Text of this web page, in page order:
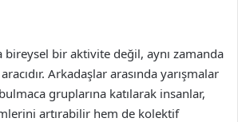
bireysel bir aktivite değil, aynı zamanda
Arkadaşlar arasında yarışmalar
gruplarına katılarak insanlar,
artırabilir hem de kolektif